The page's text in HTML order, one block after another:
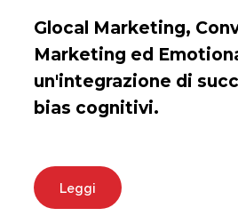
Glocal Marketing,
Marketing ed
un'integrazione di
bias cognitivi.
Leggi